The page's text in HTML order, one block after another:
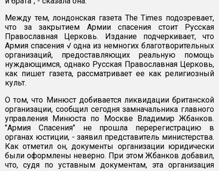
Между тем, лондонская газета The Times подозревает,
что за закрытием Армии спасения стоит Русская
Православная Церковь. Издание подчеркивает, что
Армия спасения √ одна из немногих благотворительных
организаций, предоставляющих реальную помощь
нуждающимся, однако Русская Православная Церковь,
как пишет газета, рассматривает ее как религиозный
культ.
О том, что Минюст добивается ликвидации британской
организации, сообщил сегодня замначальника главного
управления Минюста по Москве Владимир Жбанков.
"Армия Спасения" не прошла перерегистрацию в
органах юстиции, - заявил представитель министерства.
Как отметил он, документы организации юридически
были оформлены неверно. При этом Жбанков добавил,
что, судя по уставным документам, эта организация